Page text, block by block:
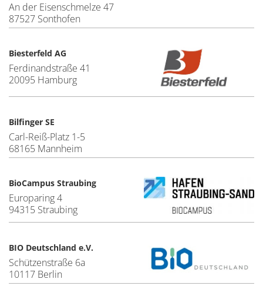
An der Eisenschmelze 47
87527 Sonthofen
Biesterfeld AG
Ferdinandstraße 41
20095 Hamburg
Bilfinger SE
Carl-Reiß-Platz 1-5
68165 Mannheim
BioCampus Straubing
Europaring 4
94315 Straubing
BIO Deutschland e.V.
Schützenstraße 6a
10117 Berlin